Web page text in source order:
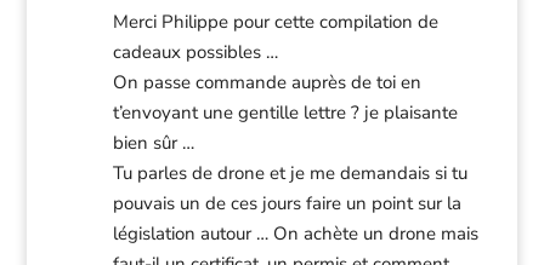
Merci Philippe pour cette compilation de
cadeaux possibles …
On passe commande auprès de toi en
t’envoyant une gentille lettre ? je plaisante
bien sûr …
Tu parles de drone et je me demandais si tu
pouvais un de ces jours faire un point sur la
législation autour … On achète un drone mais